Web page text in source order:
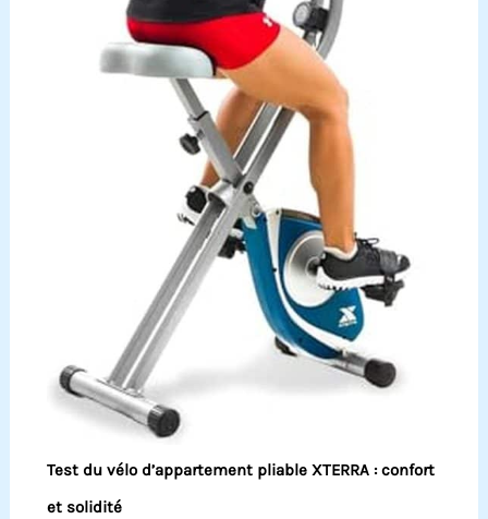
Test du vélo d’appartement pliable XTERRA : confort
et solidité